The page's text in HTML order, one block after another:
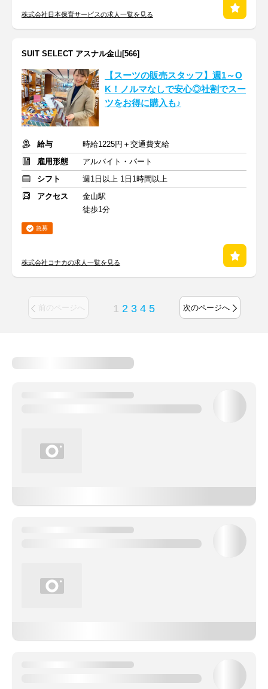
株式会社日本保育サービスの求人一覧を見る
SUIT SELECT アスナル金山[566]
【スーツの販売スタッフ】週1～O
K！ノルマなしで安心◎社割でスー
ツをお得に購入も♪
給与
時給1225円＋交通費支給
雇用形態
アルバイト・パート
シフト
週1日以上 1日1時間以上
アクセス
金山駅
徒歩1分
急募
株式会社コナカの求人一覧を見る
前のページへ 1 2 3 4 5 次のページへ